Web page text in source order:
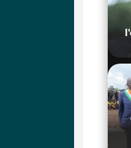
: L'armée en
du colonel-major